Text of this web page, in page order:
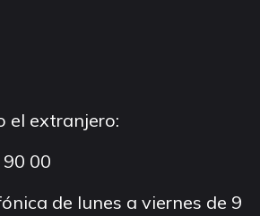
el extranjero:
00
de lunes a viernes de 9